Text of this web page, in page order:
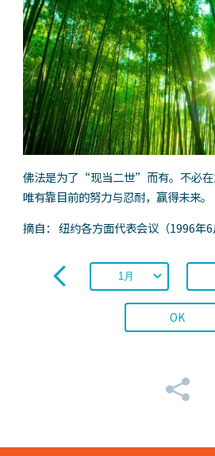
佛法是为了“现当二世”而有。不必在
唯有靠目前的努力与忍耐，赢得未来。
摘自： 纽约各方面代表会议（1996年6
OK